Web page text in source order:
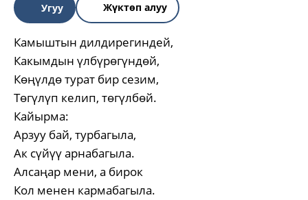
Угуу Жүктөп алуу
Камыштын дилдирегиндей,
Какымдын үлбүрөгүндөй,
Көңүлдө турат бир сезим,
Төгүлүп келип, төгүлбөй.
Кайырма:
Арзуу бай, турбагыла,
Ак сүйүү арнабагыла.
Алсаңар мени, а бирок
Кол менен кармабагыла.